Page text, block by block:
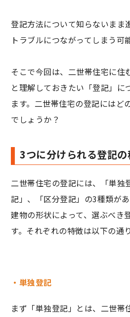
登記方法について知らないまま
トラブルにつながってしまう可
そこで今回は、二世帯住宅に住
と理解しておきたい「登記」に
ます。二世帯住宅の登記にはど
でしょうか？
3つに分けられる登記の
二世帯住宅の登記には、「単独
記」、「区分登記」の3種類が
建物の形状によって、選ぶべき
す。それぞれの特徴は以下の通り
・単独登記
まず「単独登記」とは、二世帯